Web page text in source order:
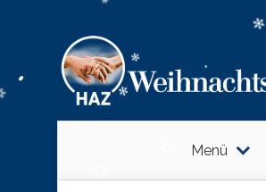
Menü